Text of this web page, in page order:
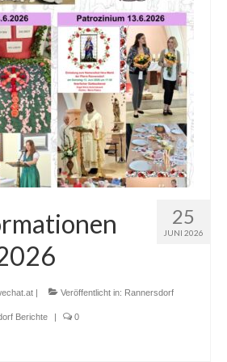
Firmung
25
JUNI 2026
| Veröffentlicht in: Rannersdorf
Berichte | 0